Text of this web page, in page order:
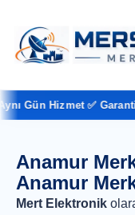
Gün Hizmet ✅
Anamur
Anamur
Mert Elektronik